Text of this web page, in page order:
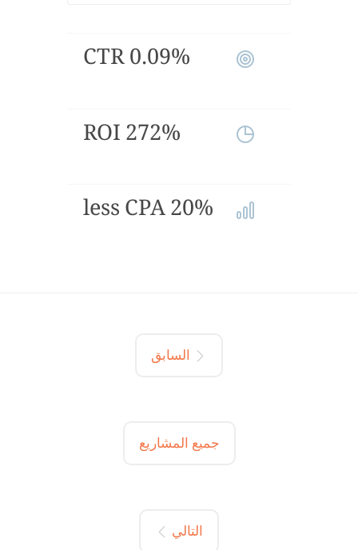
0.09% CTR
272% ROI
20% less CPA
السابق
جميع المشاريع
التالي